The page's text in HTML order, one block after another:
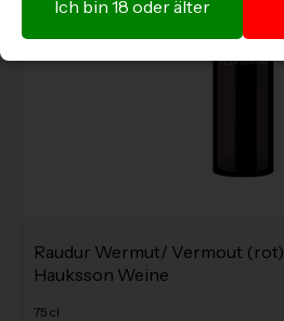
Ich bin 18 oder älter
Raudur Wermut/ Vermout (rot)
Hauksson Weine
75 cl